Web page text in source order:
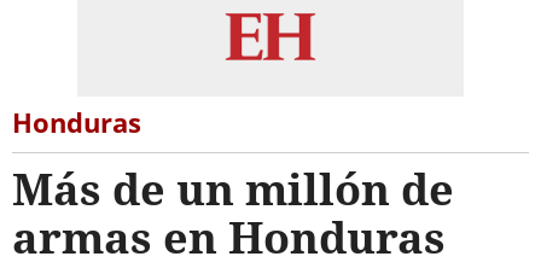
Honduras
Más de un millón de
armas en Honduras